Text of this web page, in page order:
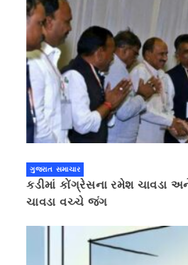
ગુજરાત સમાચાર
કડીમાં કોંગ્રેસના રમેશ ચાવડા
ચાવડા વચ્ચે જંગ